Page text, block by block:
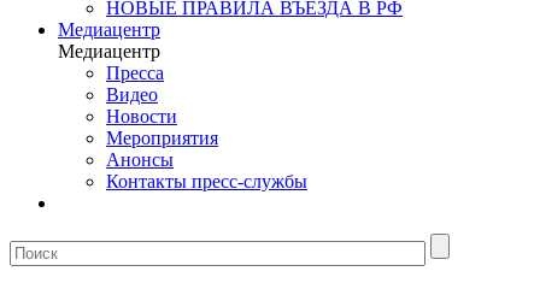
НОВЫЕ ПРАВИЛА ВЪЕЗДА В РФ
Медиацентр
Медиацентр
Пресса
Видео
Новости
Мероприятия
Анонсы
Контакты пресс-службы